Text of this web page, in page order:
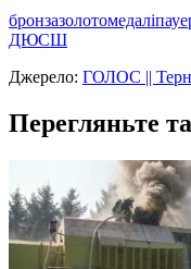
бронзазолотомедалі
ДЮСШ
Джерело: ГОЛОС ||
Перегляньте